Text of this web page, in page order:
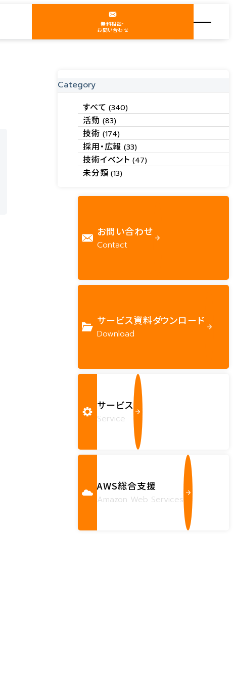
無料相談・
お問い合わせ
Category
すべて(340)
活動 (83)
技術 (174)
採用・広報(33)
技術イベント (47)
未分類(13)
お問い合わせ
Contact
サービス資料ダウンロード
Download
サービス
Service
AWS総合支援
Amazon Web Services